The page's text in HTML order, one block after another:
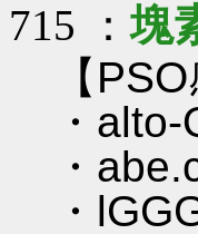
715 ：塊
【
・
・
・